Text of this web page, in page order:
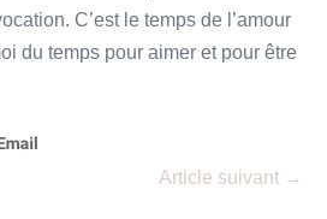
C’est le temps de l’amour
du temps pour aimer et pour être
Article suivant →